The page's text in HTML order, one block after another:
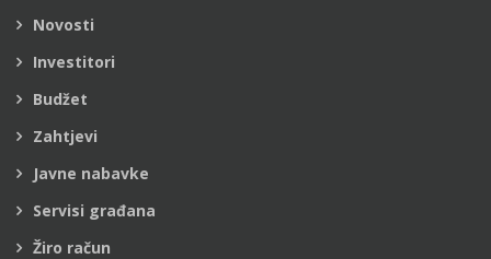
Novosti
Investitori
Budžet
Zahtjevi
Javne nabavke
Servisi građana
Žiro račun